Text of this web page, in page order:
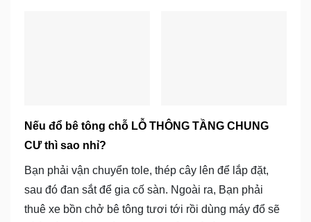
Nếu đổ bê tông chỗ LỖ THÔNG TẦNG CHUNG
CƯ thì sao nhỉ?
Bạn phải vận chuyển tole, thép cây lên để lắp đặt,
sau đó đan sắt để gia cố sàn. Ngoài ra, Bạn phải
thuê xe bồn chở bê tông tươi tới rồi dùng máy đổ sẽ